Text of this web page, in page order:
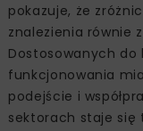
pokazuje, że
znalezienia równie
Dostosowanych do
funkcjonowania
podejście i
sektorach staje się